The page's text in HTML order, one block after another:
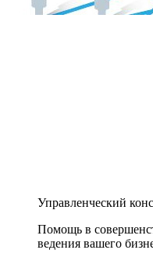
Управленческий
Помощь в
ведения вашего